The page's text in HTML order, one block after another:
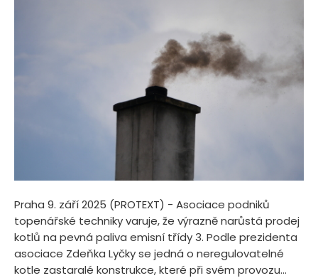
Praha 9. září 2025 (PROTEXT) - Asociace podniků
topenářské techniky varuje, že výrazně narůstá prodej
kotlů na pevná paliva emisní třídy 3. Podle prezidenta
asociace Zdeňka Lyčky se jedná o neregulovatelné
kotle zastaralé konstrukce, které při svém provozu...